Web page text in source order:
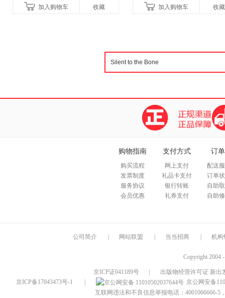
加入购物车 收藏 加入购物车 收藏
购物指南
购买流程
发票制度
服务协议
会员优惠
支付方式
网上支付
礼品卡支付
银行转账
礼券支付
订
配送
订单
自助
自助
公司简介 网站联盟 当当招商 机构
Copyright 2004
京ICP证041189号
出版物经营许可证 新出
京ICP备17043473号-1
京公网安备
互联网违法和不良信息举报电话：4001066666-5